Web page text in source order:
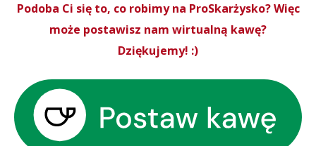
Podoba Ci się to, co robimy na ProSkarżysko? Więc
może postawisz nam wirtualną kawę?
Dziękujemy! :)